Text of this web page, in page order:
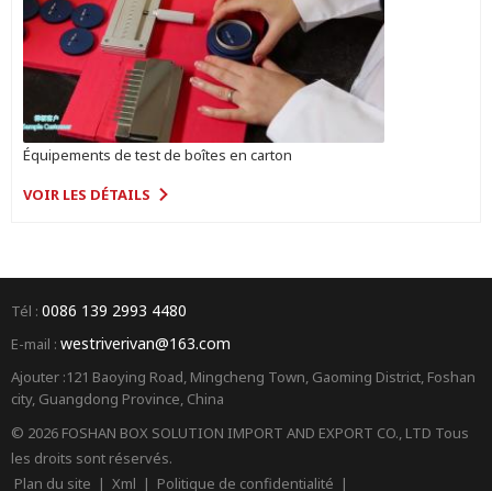
Équipements de test de boîtes en carton
VOIR LES DÉTAILS
Tél : 0086 139 2993 4480
E-mail : westriverivan@163.com
Ajouter :121 Baoying Road, Mingcheng Town, Gaoming District, Foshan
city, Guangdong Province, China
© 2026 FOSHAN BOX SOLUTION IMPORT AND EXPORT CO., LTD Tous
les droits sont réservés.
Plan du site | Xml | Politique de confidentialité |